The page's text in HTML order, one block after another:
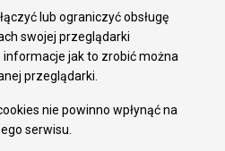
lub ograniczyć obsługę
swojej przeglądarki
jak to zrobić można
przeglądarki.
nie powinno wpłynąć na
serwisu.